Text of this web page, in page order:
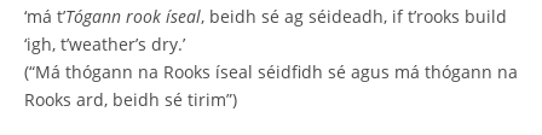
‘má t’Tógann rook íseal, beidh sé ag séideadh, if t’rooks build
‘igh, t’weather’s dry.’
(“Má thógann na Rooks íseal séidfidh sé agus má thógann na
Rooks ard, beidh sé tirim”)